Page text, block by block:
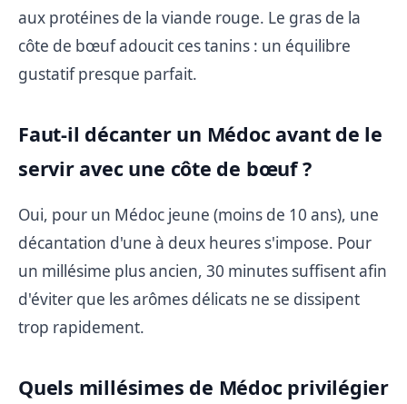
aux protéines de la viande rouge. Le gras de la
côte de bœuf adoucit ces tanins : un équilibre
gustatif presque parfait.
Faut-il décanter un Médoc avant de le
servir avec une côte de bœuf ?
Oui, pour un Médoc jeune (moins de 10 ans), une
décantation d'une à deux heures s'impose. Pour
un millésime plus ancien, 30 minutes suffisent afin
d'éviter que les arômes délicats ne se dissipent
trop rapidement.
Quels millésimes de Médoc privilégier